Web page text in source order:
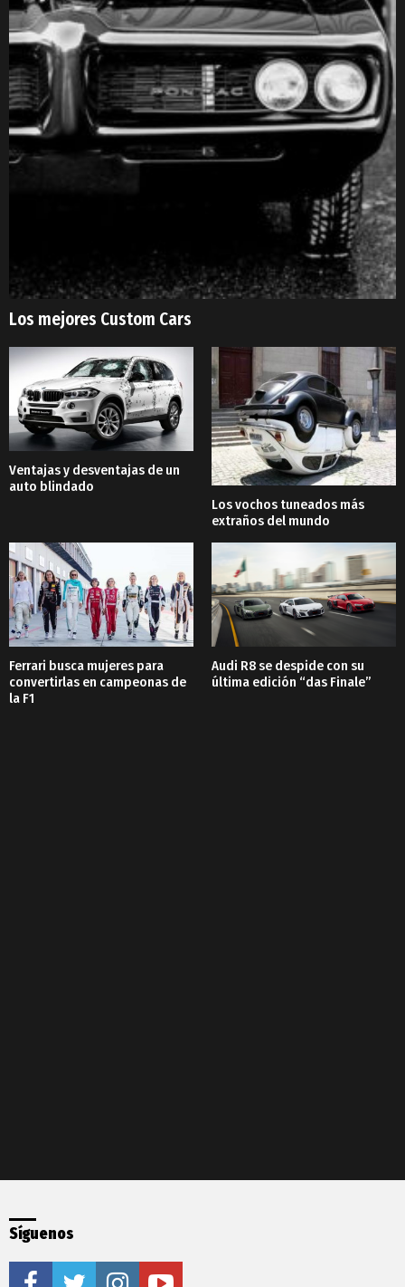
Los mejores Custom Cars
Ventajas y desventajas de un
auto blindado
Los vochos tuneados más
extraños del mundo
Ferrari busca mujeres para
convertirlas en campeonas de
la F1
Audi R8 se despide con su
última edición “das Finale”
Síguenos
facebooktwitter instagramyoutube